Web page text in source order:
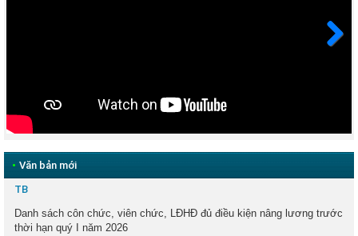
• Văn bản mới
TB
Danh sách côn chức, viên chức, LĐHĐ đủ điều kiện nâng lương trước
thời hạn quý I năm 2026